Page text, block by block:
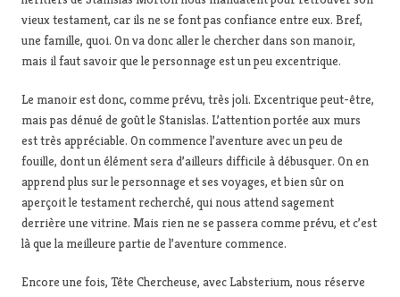
vieux testament, car ils ne se font pas confiance entre eux. Bref,
une famille, quoi. On va donc aller le chercher dans son manoir,
mais il faut savoir que le personnage est un peu excentrique.
Le manoir est donc, comme prévu, très joli. Excentrique peut-être,
mais pas dénué de goût le Stanislas. L’attention portée aux murs
est très appréciable. On commence l’aventure avec un peu de
fouille, dont un élément sera d’ailleurs difficile à débusquer. On en
apprend plus sur le personnage et ses voyages, et bien sûr on
aperçoit le testament recherché, qui nous attend sagement
derrière une vitrine. Mais rien ne se passera comme prévu, et c’est
là que la meilleure partie de l’aventure commence.
Encore une fois, Tête Chercheuse, avec Labsterium, nous réserve